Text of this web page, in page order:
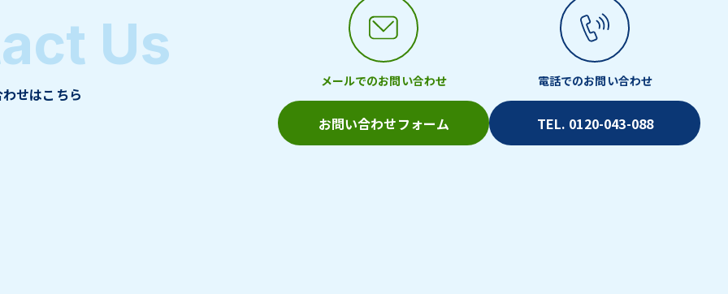
Us
せはこちら
メールでのお問い合わせ
お問い合わせフォーム
電話でのお問い合わせ
TEL. 0120-043-088